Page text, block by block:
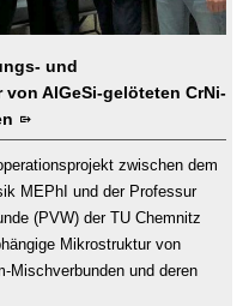
und
AlGeSi-gelöteten CrNi-
zwischen dem
MEPhI und der Professur
(PVW) der TU Chemnitz
Mikrostruktur von
Mischverbunden und deren